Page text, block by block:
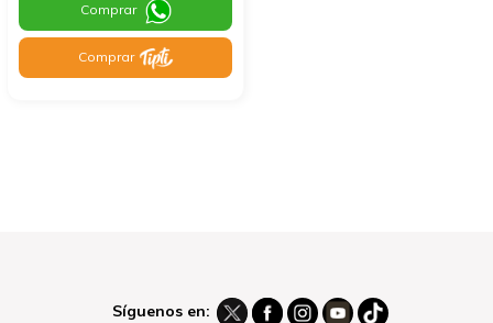
Comprar
Comprar
Síguenos en: